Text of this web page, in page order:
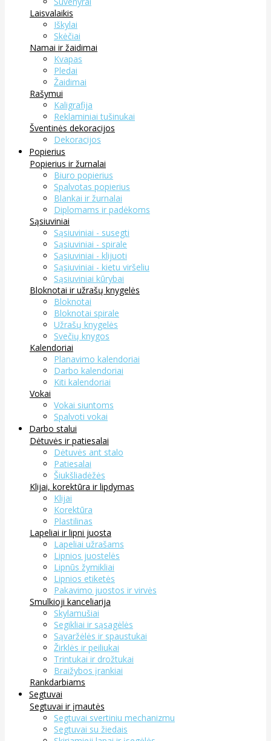
Laisvalaikis
Iškylai
Skėčiai
Namai ir žaidimai
Kvapas
Pledai
Žaidimai
Rašymui
Kaligrafija
Reklaminiai tušinukai
Šventinės dekoracijos
Dekoracijos
Popierius
Popierius ir žurnalai
Biuro popierius
Spalvotas popierius
Blankai ir žurnalai
Diplomams ir padėkoms
Sąsiuviniai
Sąsiuviniai - susegti
Sąsiuviniai - spirale
Sąsiuviniai - klijuoti
Sąsiuviniai - kietu viršeliu
Sąsiuviniai kūrybai
Bloknotai ir užrašų knygelės
Bloknotai
Bloknotai spirale
Užrašų knygelės
Svečių knygos
Kalendoriai
Planavimo kalendoriai
Darbo kalendoriai
Kiti kalendoriai
Vokai
Vokai siuntoms
Spalvoti vokai
Darbo stalui
Dėtuvės ir patiesalai
Dėtuvės ant stalo
Patiesalai
Šiukšliadėžės
Klijai, korektūra ir lipdymas
Klijai
Korektūra
Plastilinas
Lapeliai ir lipni juosta
Lapeliai užrašams
Lipnios juostelės
Lipnūs žymikliai
Lipnios etiketės
Pakavimo juostos ir virvės
Smulkioji kanceliarija
Skylamušiai
Segikliai ir sąsagėlės
Sąvaržėlės ir spaustukai
Žirklės ir peiliukai
Trintukai ir drožtukai
Braižybos įrankiai
Rankdarbiams
Segtuvai
Segtuvai ir įmautės
Segtuvai svertiniu mechanizmu
Segtuvai su žiedais